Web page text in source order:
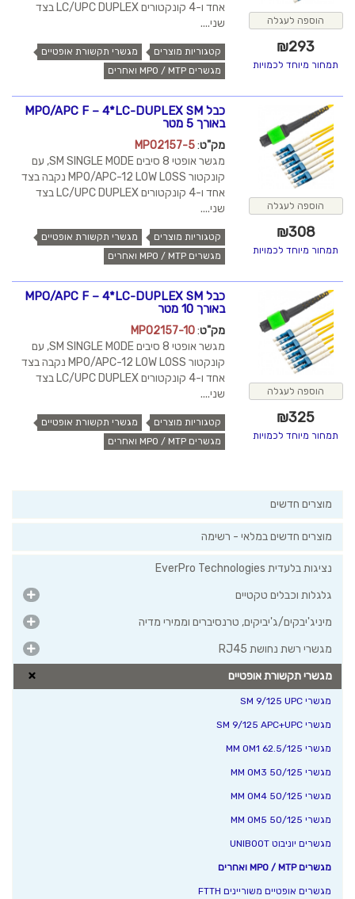
הוספה לעגלה
₪293
תמחור מיוחד לכמויות
אחד ו-4 קונקטורים LC/UPC DUPLEX בצד
שני....
קטגוריות מוצרים
מגשרי תקשורת אופטיים
מגשרים MPO / MTP ואחרים
הוספה לעגלה
₪308
תמחור מיוחד לכמויות
כבל MPO/APC F – 4*LC-DUPLEX SM
באורך 5 מטר
מק"ט:
MPO2157-5
מגשר אופטי 8 סיבים SM SINGLE MODE, עם
קונקטור MPO/APC-12 LOW LOSS נקבה בצד
אחד ו-4 קונקטורים LC/UPC DUPLEX בצד
שני....
קטגוריות מוצרים
מגשרי תקשורת אופטיים
מגשרים MPO / MTP ואחרים
הוספה לעגלה
₪325
תמחור מיוחד לכמויות
כבל MPO/APC F – 4*LC-DUPLEX SM
באורך 10 מטר
מק"ט:
MPO2157-10
מגשר אופטי 8 סיבים SM SINGLE MODE, עם
קונקטור MPO/APC-12 LOW LOSS נקבה בצד
אחד ו-4 קונקטורים LC/UPC DUPLEX בצד
שני....
קטגוריות מוצרים
מגשרי תקשורת אופטיים
מגשרים MPO / MTP ואחרים
מוצרים חדשים
מוצרים חדשים במלאי - רשימה
נציגות בלעדית EverPro Technologies
גלגלות וכבלים טקטיים
מיניג'יבקים/ג'יביקים, טרנסיברים וממירי מדיה
מגשרי רשת נחושת RJ45
מגשרי תקשורת אופטיים
מגשרי SM 9/125 UPC
מגשרי SM 9/125 APC+UPC
מגשרי MM OM1 62.5/125
מגשרי MM OM3 50/125
מגשרי MM OM4 50/125
מגשרי MM OM5 50/125
מגשרים יוניבוט UNIBOOT
מגשרים MPO / MTP ואחרים
מגשרים אופטיים משוריינים FTTH